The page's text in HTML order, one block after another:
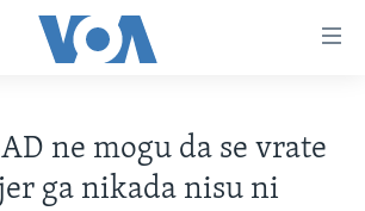
ne mogu da se vrate
ga nikada nisu ni